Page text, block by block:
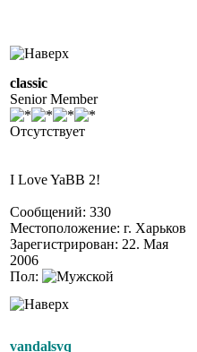
classic
Senior Member
Отсутствует
I Love YaBB 2!
Сообщений: 330
Местоположение: г. Харьков
Зарегистрирован: 22. Мая
2006
Пол:
vandalsvq